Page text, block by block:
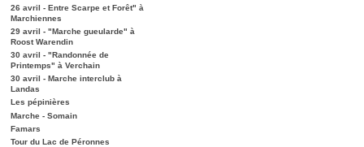
26 avril - Entre Scarpe et Forêt" à
Marchiennes
29 avril - "Marche gueularde" à
Roost Warendin
30 avril - "Randonnée de
Printemps" à Verchain
30 avril - Marche interclub à
Landas
Les pépinières
Marche - Somain
Famars
Tour du Lac de Péronnes